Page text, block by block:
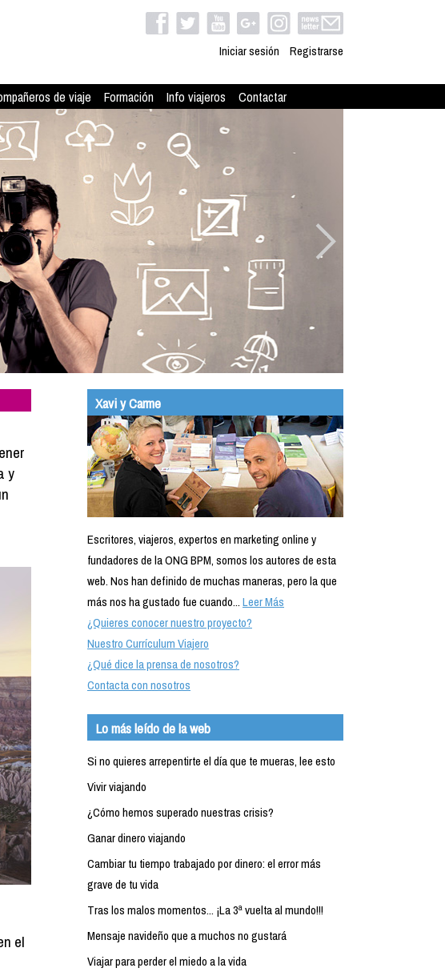
Iniciar sesión Registrarse
de viaje Formación Info viajeros Contactar
y
el
Xavi y Carme
Escritores, viajeros, expertos en marketing online y
fundadores de la ONG BPM, somos los autores de esta
web. Nos han definido de muchas maneras, pero la que
más nos ha gustado fue cuando...Leer Más
¿Quieres conocer nuestro proyecto?
Nuestro Currículum Viajero
¿Qué dice la prensa de nosotros?
Contacta con nosotros
Lo más leído de la web
Si no quieres arrepentirte el día que te mueras, lee esto
Vivir viajando
¿Cómo hemos superado nuestras crisis?
Ganar dinero viajando
Cambiar tu tiempo trabajado por dinero: el error más
grave de tu vida
Tras los malos momentos... ¡La 3ª vuelta al mundo!!!
Mensaje navideño que a muchos no gustará
Viajar para perder el miedo a la vida